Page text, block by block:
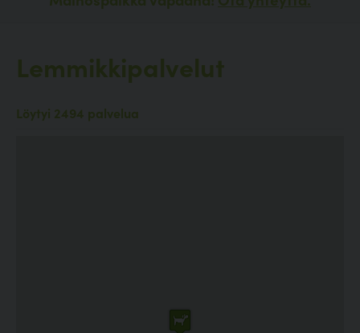
Lemmikkipalvelut
Löytyi 2494 palvelua